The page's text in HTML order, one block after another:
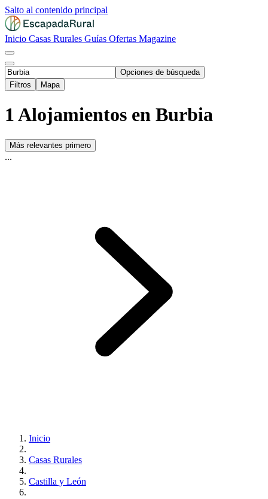
Salto al contenido principal
Inicio Casas Rurales Guías Ofertas Magazine
Opciones de búsqueda
Filtros
Mapa
1 Alojamientos en Burbia
Más relevantes primero
...
Inicio
Casas Rurales
Castilla y León